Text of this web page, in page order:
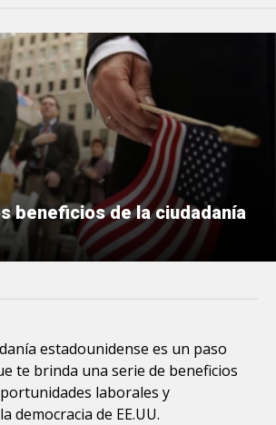
beneficios de la ciudadanía
estadounidense es un paso
te brinda una serie de beneficios
laborales y
democracia de EE.UU.